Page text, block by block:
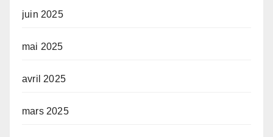
juin 2025
mai 2025
avril 2025
mars 2025